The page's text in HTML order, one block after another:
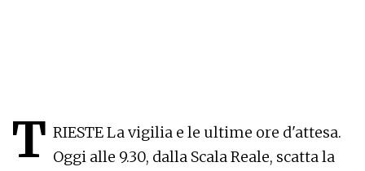
T RIESTE La vigilia e le ultime ore d'attesa.
Oggi alle 9.30, dalla Scala Reale, scatta la